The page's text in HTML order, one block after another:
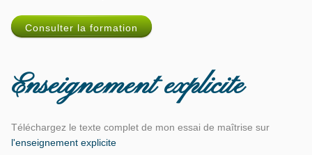
Consulter la formation
Enseignement explicite
Téléchargez le texte complet de mon essai de maîtrise sur
l'enseignement explicite